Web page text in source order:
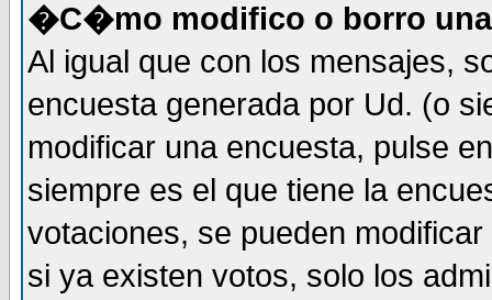
�C�mo modifico o borro
Al igual que con los mensajes,
encuesta generada por Ud. (o
modificar una encuesta, pulse
siempre es el que tiene la
votaciones, se pueden
si ya existen votos, solo los